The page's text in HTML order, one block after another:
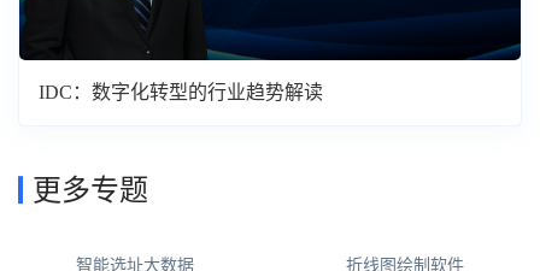
IDC：数字化转型的行业趋势解读
更多专题
智能选址大数据 折线图绘制软件